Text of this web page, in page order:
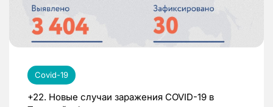
Covid-19
+22. Новые случаи заражения COVID-19 в